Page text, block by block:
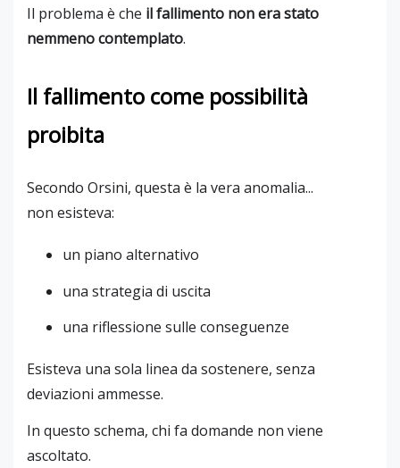
Il problema è che il fallimento non era stato
nemmeno contemplato.
Il fallimento come possibilità
proibita
Secondo Orsini, questa è la vera anomalia...
non esisteva:
un piano alternativo
una strategia di uscita
una riflessione sulle conseguenze
Esisteva una sola linea da sostenere, senza
deviazioni ammesse.
In questo schema, chi fa domande non viene
ascoltato.